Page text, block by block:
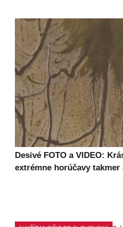
Desivé FOTO a VIDEO:
extrémne horúčavy takmer